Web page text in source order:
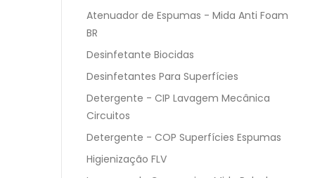
Atenuador de Espumas - Mida Anti Foam
BR
Desinfetante Biocidas
Desinfetantes Para Superfícies
Detergente - CIP Lavagem Mecânica
Circuitos
Detergente - COP Superfícies Espumas
Higienização FLV